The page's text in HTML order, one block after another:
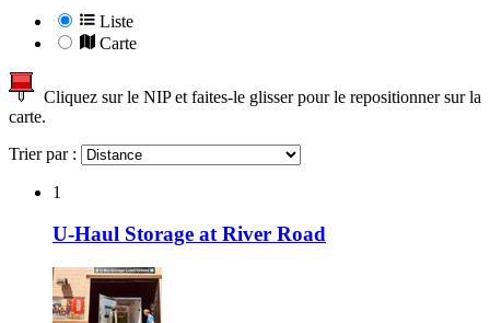
Liste
Carte
Cliquez sur le NIP et faites-le glisser pour le repositionner sur la
carte.
Trier par :
1
U-Haul Storage at River Road